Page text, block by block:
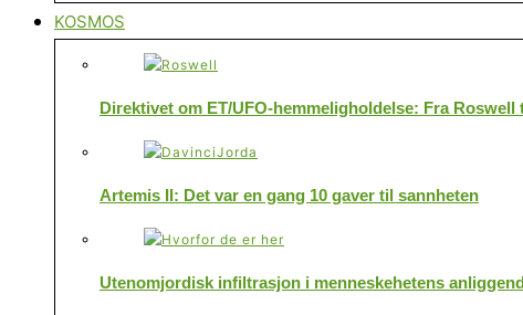
KOSMOS
Direktivet om ET/UFO-hemmeligholdelse: Fra
Artemis II: Det var en gang 10 gaver til sannheten
Utenomjordisk infiltrasjon i menneskehetens